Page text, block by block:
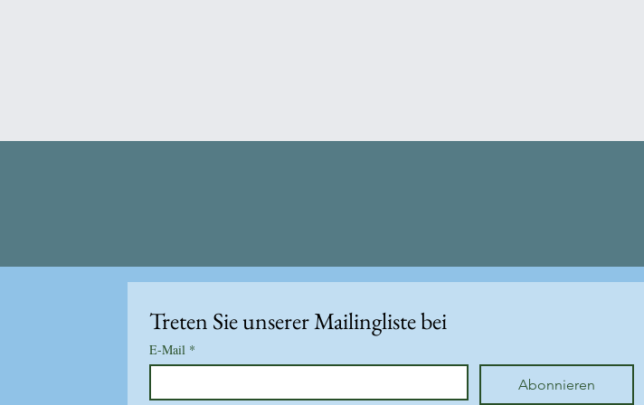
Treten Sie unserer Mailingliste bei
E-Mail *
Abonnieren